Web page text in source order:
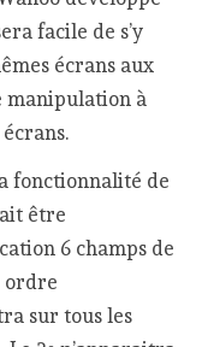
facile de s’y
écrans aux
manipulation à
fonctionnalité de
être
6 champs de
ordre
sur tous les